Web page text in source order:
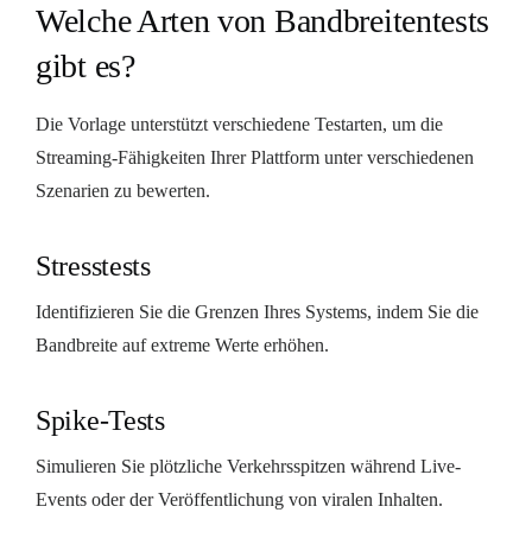
Welche Arten von Bandbreitentests
gibt es?
Die Vorlage unterstützt verschiedene Testarten, um die
Streaming-Fähigkeiten Ihrer Plattform unter verschiedenen
Szenarien zu bewerten.
Stresstests
Identifizieren Sie die Grenzen Ihres Systems, indem Sie die
Bandbreite auf extreme Werte erhöhen.
Spike-Tests
Simulieren Sie plötzliche Verkehrsspitzen während Live-
Events oder der Veröffentlichung von viralen Inhalten.